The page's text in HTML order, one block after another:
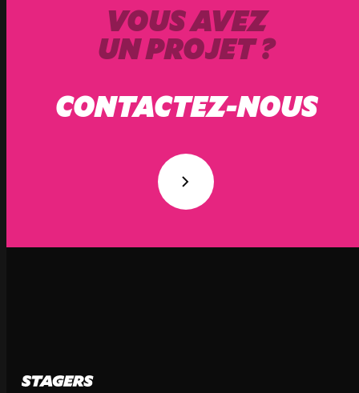
VOUS AVEZ
UN PROJET ?
CONTACTEZ-NOUS